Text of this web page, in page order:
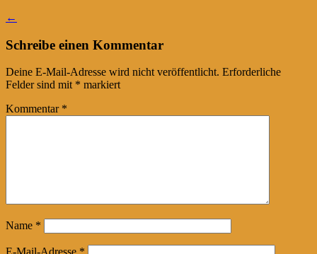
←
Schreibe einen Kommentar
Deine E-Mail-Adresse wird nicht veröffentlicht. Erforderliche
Felder sind mit * markiert
Kommentar *
Name *